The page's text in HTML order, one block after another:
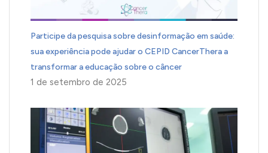
Participe da pesquisa sobre desinformação em saúde:
sua experiência pode ajudar o CEPID CancerThera a
transformar a educação sobre o câncer
1 de setembro de 2025